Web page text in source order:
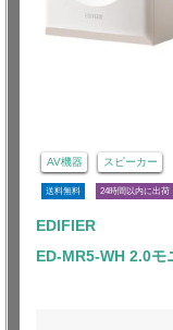
AV機器 スピーカー
送料無料 24時間以内に出荷
EDIFIER
ED-MR5-WH 2.0モ